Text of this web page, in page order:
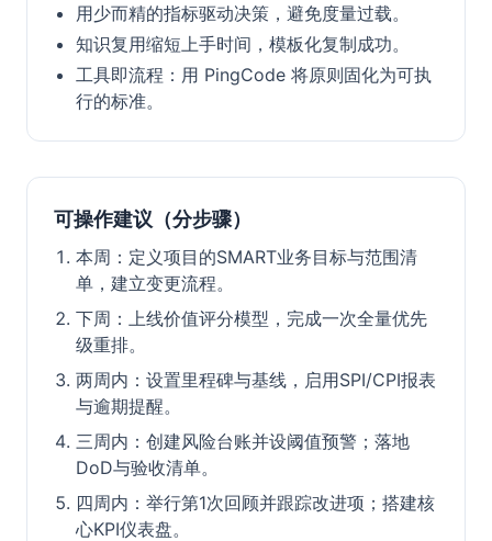
用少而精的指标驱动决策，避免度量过载。
知识复用缩短上手时间，模板化复制成功。
工具即流程：用 PingCode 将原则固化为可执
行的标准。
可操作建议（分步骤）
本周：定义项目的SMART业务目标与范围清
单，建立变更流程。
下周：上线价值评分模型，完成一次全量优先
级重排。
两周内：设置里程碑与基线，启用SPI/CPI报表
与逾期提醒。
三周内：创建风险台账并设阈值预警；落地
DoD与验收清单。
四周内：举行第1次回顾并跟踪改进项；搭建核
心KPI仪表盘。